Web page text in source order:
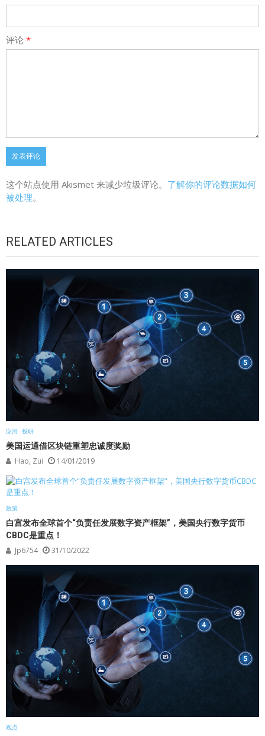
评论 *
这个站点使用 Akismet 来减少垃圾评论。 了解你的评论数据如何
被处理。
RELATED ARTICLES
应用 投研
美国运通借区块链重塑忠诚度奖励
Hao, Zui 14/01/2019
政策
白宫发布全球首个“负责任发展数字资产框架”，美国央行数字货币
CBDC是重点！
Jp6754 31/10/2022
观点